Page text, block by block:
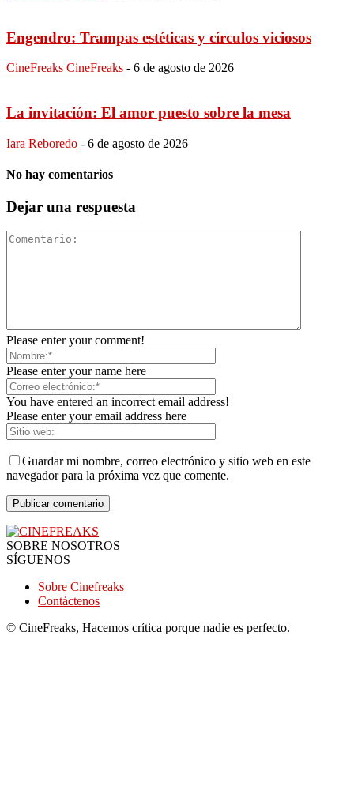
Engendro: Trampas estéticas y círculos viciosos
CineFreaks CineFreaks - 6 de agosto de 2026
La invitación: El amor puesto sobre la mesa
Iara Reboredo - 6 de agosto de 2026
No hay comentarios
Dejar una respuesta
Please enter your comment!
Please enter your name here
You have entered an incorrect email address!
Please enter your email address here
Guardar mi nombre, correo electrónico y sitio web en este
navegador para la próxima vez que comente.
SOBRE NOSOTROS
SÍGUENOS
Sobre Cinefreaks
Contáctenos
© CineFreaks, Hacemos crítica porque nadie es perfecto.